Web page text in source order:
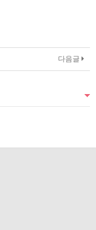
다음글